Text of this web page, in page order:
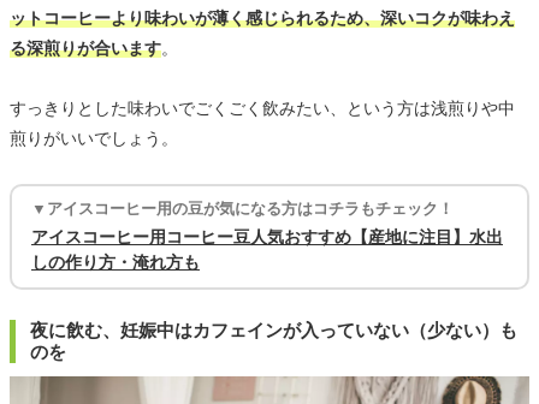
ットコーヒーより味わいが薄く感じられるため、深いコクが味わえ
る深煎りが合います。
すっきりとした味わいでごくごく飲みたい、という方は浅煎りや中
煎りがいいでしょう。
▼アイスコーヒー用の豆が気になる方はコチラもチェック！
アイスコーヒー用コーヒー豆人気おすすめ【産地に注目】水出
しの作り方・淹れ方も
夜に飲む、妊娠中はカフェインが入っていない（少ない）も
のを